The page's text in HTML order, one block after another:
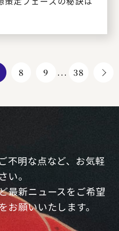
8 9 ... 38
不明な点など、お気軽
い。
最新ニュースをご希望
お願いいたします。